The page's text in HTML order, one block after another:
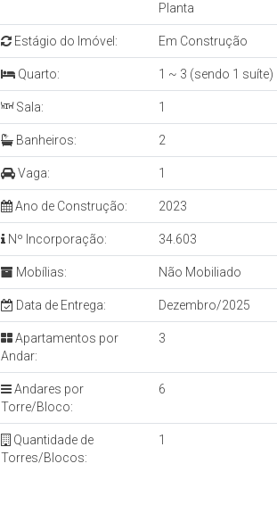
Planta
Estágio do Imóvel: Em Construção
Quarto: 1 ~ 3 (sendo 1 suíte)
Sala: 1
Banheiros: 2
Vaga: 1
Ano de Construção: 2023
Nº Incorporação: 34.603
Mobílias: Não Mobiliado
Data de Entrega: Dezembro/2025
Apartamentos por
Andar:
3
Andares por
Torre/Bloco:
6
Quantidade de
Torres/Blocos:
1